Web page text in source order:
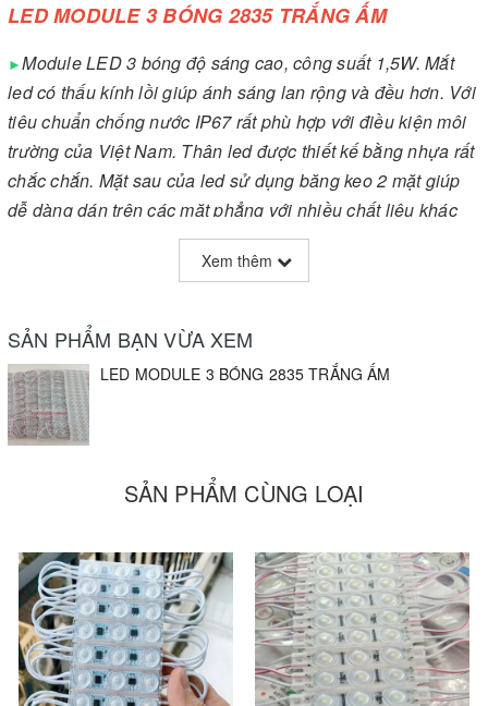
LED MODULE 3 BÓNG 2835 TRẮNG ẤM
►Module LED 3 bóng độ sáng cao, công suất 1,5W. Mắt
led có thấu kính lồi giúp ánh sáng lan rộng và đều hơn. Với
tiêu chuẩn chống nước IP67 rất phù hợp với điều kiện môi
trường của Việt Nam. Thân led được thiết kế bằng nhựa rất
chắc chắn. Mặt sau của led sử dụng băng keo 2 mặt giúp
dễ dàng dán trên các mặt phẳng với nhiều chất liệu khác
nhau hoặc sử dụng lỗ ɸ3 dễ dàng cố định bằng vít, một
thảm 20 module được mắc song song với nhau rất dễ dàng
làm bảng hiệu quảng cáo tin dùng để thi công bảng quảng
cáo chữ hắt âm Mica, Bảng LED chữ nổi, LED viền sáng
trang trí tòa nhà. Ngoài ra còn được dùng để trang trí hắt
chân tường cho các showroom, quán bar, quán cà phê,
karaoke để chạy các hiệu ứng ánh sáng hoặc thắp sáng
Xem thêm
SẢN PHẨM BẠN VỪA XEM
LED MODULE 3 BÓNG 2835 TRẮNG ẤM
SẢN PHẨM CÙNG LOẠI